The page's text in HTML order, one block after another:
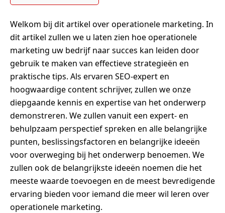
Welkom bij dit artikel over operationele marketing. In
dit artikel zullen we u laten zien hoe operationele
marketing uw bedrijf naar succes kan leiden door
gebruik te maken van effectieve strategieën en
praktische tips. Als ervaren SEO-expert en
hoogwaardige content schrijver, zullen we onze
diepgaande kennis en expertise van het onderwerp
demonstreren. We zullen vanuit een expert- en
behulpzaam perspectief spreken en alle belangrijke
punten, beslissingsfactoren en belangrijke ideeën
voor overweging bij het onderwerp benoemen. We
zullen ook de belangrijkste ideeën noemen die het
meeste waarde toevoegen en de meest bevredigende
ervaring bieden voor iemand die meer wil leren over
operationele marketing.